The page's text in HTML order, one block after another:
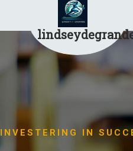
INVESTERING IN